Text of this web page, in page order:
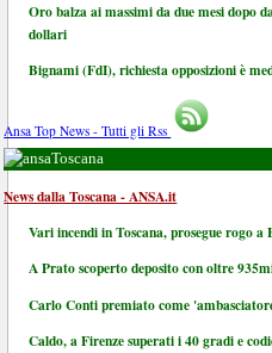
Oro balza ai massimi da due mesi dopo
dollari
Bignami (FdI), richiesta opposizioni è
Ansa Top News - Tutti gli Rss
Toscana
News dalla Toscana - ANSA.it
Vari incendi in Toscana, prosegue rogo
A Prato scoperto deposito con oltre
Carlo Conti premiato come
Caldo, a Firenze superati i 40 gradi e